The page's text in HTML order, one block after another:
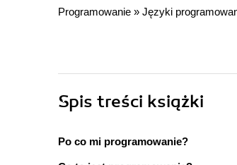
Programowanie » Języki
Spis treści książki
Po co mi programowanie?